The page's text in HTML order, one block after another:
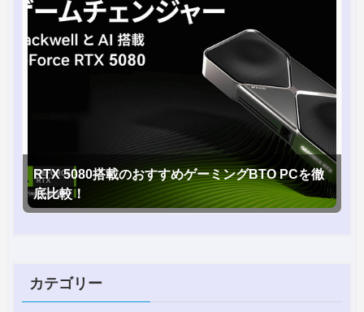
RTX 5080搭載のおすすめゲーミングBTO PCを徹
底比較！
カテゴリー